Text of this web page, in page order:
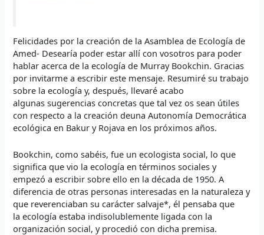
Felicidades por la creación de la Asamblea de Ecología de
Amed- Desearía poder estar allí con vosotros para poder
hablar acerca de la ecología de Murray Bookchin. Gracias
por invitarme a escribir este mensaje. Resumiré su trabajo
sobre la ecología y, después, llevaré acabo
algunas sugerencias concretas que tal vez os sean útiles
con respecto a la creación deuna Autonomía Democrática
ecológica en Bakur y Rojava en los próximos años.
Bookchin, como sabéis, fue un ecologista social, lo que
significa que vio la ecología en términos sociales y
empezó a escribir sobre ello en la década de 1950. A
diferencia de otras personas interesadas en la naturaleza y
que reverenciaban su carácter salvaje*, él pensaba que
la ecología estaba indisolublemente ligada con la
organización social, y procedió con dicha premisa.